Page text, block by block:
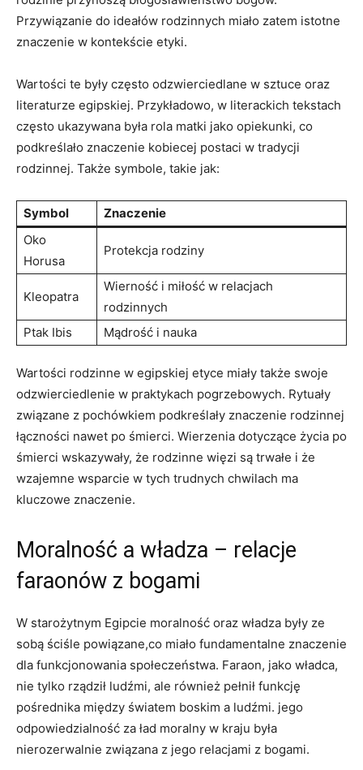
Przywiązanie do ideałów ⁤rodzinnych miało​ zatem istotne
znaczenie w kontekście etyki.
Wartości te były często ⁢odzwierciedlane w sztuce oraz
literaturze egipskiej. Przykładowo, w literackich tekstach
często ukazywana była rola matki jako opiekunki, co
⁢podkreślało znaczenie kobiecej ‍postaci w tradycji
rodzinnej. Także symbole, takie jak:
Symbol
Znaczenie
Oko
Horusa
Protekcja ⁤rodziny
Kleopatra
Wierność i miłość ⁤w relacjach
rodzinnych
Ptak Ibis
Mądrość i nauka
Wartości rodzinne w egipskiej etyce miały ⁣także swoje
odzwierciedlenie w praktykach pogrzebowych.⁣ Rytuały
związane z pochówkiem podkreślały ⁤znaczenie rodzinnej
łączności nawet po śmierci. Wierzenia dotyczące życia po
śmierci wskazywały, że rodzinne więzi są trwałe i że
wzajemne wsparcie w tych trudnych chwilach ma
kluczowe znaczenie.
Moralność a ⁢władza – ‍relacje
faraonów‍ z bogami
W starożytnym Egipcie moralność oraz‌ władza były ze
sobą ściśle powiązane,co miało fundamentalne znaczenie
dla funkcjonowania społeczeństwa. Faraon, jako władca,
‌nie tylko rządził ludźmi, ale również pełnił funkcję
pośrednika między światem boskim a ludźmi. jego
odpowiedzialność za ład moralny w kraju⁤ była
⁤nierozerwalnie związana z jego relacjami​ z bogami.